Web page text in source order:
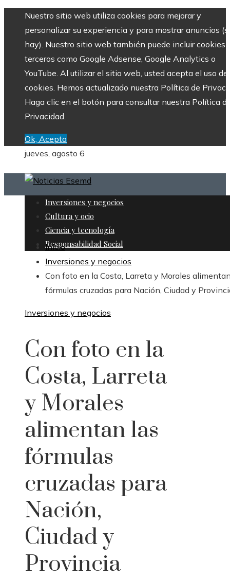
Nuestro sitio web utiliza cookies para mejorar y
personalizar su experiencia y para mostrar anuncios
hay). Nuestro sitio web también puede incluir cookies
terceros como Google Adsense, Google Analytics o
YouTube. Al utilizar el sitio web, usted acepta el uso de
cookies. Hemos actualizado nuestra Política de
Haga clic en el botón para consultar nuestra Política
Privacidad.
Ok, Acepto
jueves, agosto 6
Inversiones y negocios
Cultura y ocio
Ciencia y tecnología
Responsabilidad Social
Inicio
Inversiones y negocios
Con foto en la Costa, Larreta y Morales
fórmulas cruzadas para Nación, Ciudad y
Inversiones y negocios
Con foto en la
Costa, Larreta
y Morales
alimentan las
fórmulas
cruzadas para
Nación,
Ciudad y
Provincia